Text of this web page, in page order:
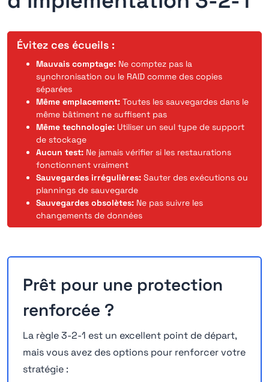
Évitez ces écueils :
Mauvais comptage: Ne comptez pas la
synchronisation ou le RAID comme des copies
séparées
Même emplacement: Toutes les sauvegardes dans le
même bâtiment ne suffisent pas
Même technologie: Utiliser un seul type de support
de stockage
Aucun test: Ne jamais vérifier si les restaurations
fonctionnent vraiment
Sauvegardes irrégulières: Sauter des exécutions ou
plannings de sauvegarde
Sauvegardes obsolètes: Ne pas suivre les
changements de données
Prêt pour une protection
renforcée ?
La règle 3-2-1 est un excellent point de départ,
mais vous avez des options pour renforcer votre
stratégie :